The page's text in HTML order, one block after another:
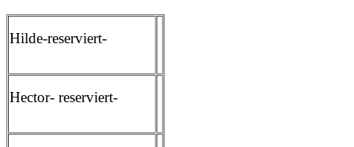
Hilde-reserviert-
Hector- reserviert-